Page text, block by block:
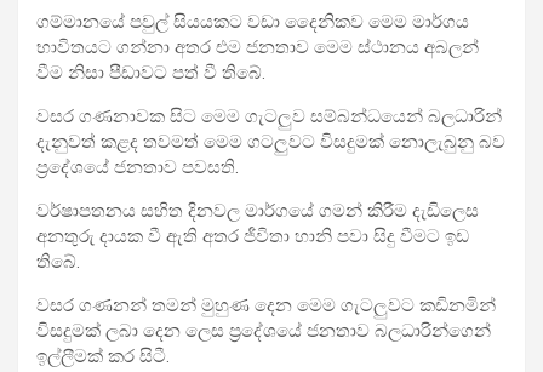
ගම්මානයේ පවුල් සියයකට වඩා දෛනිකව මෙම මාර්ගය
භාවිතයට ගන්නා අතර එම ජනතාව මෙම ස්ථානය අබලන්
වීම නිසා පීඩාවට පත් වී තිබේ.
වසර ගණනාවක සිට මෙම ගැටලුව සම්බන්ධයෙන් බලධාරින්
දැනුවත් කළද තවමත් මෙම ගටලුවට විසදුමක් නොලැබුනු බව
ප්‍රදේශයේ ජනතාව පවසති.
වර්ෂාපතනය සහිත දිනවල මාර්ගයේ ගමන් කිරීම දැඩිලෙස
අනතුරු දායක වී ඇති අතර ජීවිතා හානි පවා සිදු වීමට ඉඩ
තිබේ.
වසර ගණනන් තමන් මුහුණ දෙන මෙම ගැටලුවට කඩිනමින්
විසදුමක් ලබා දෙන ලෙස ප්‍රදේශයේ ජනතාව බලධාරින්ගෙන්
ඉල්ලීමක් කර සිටී.